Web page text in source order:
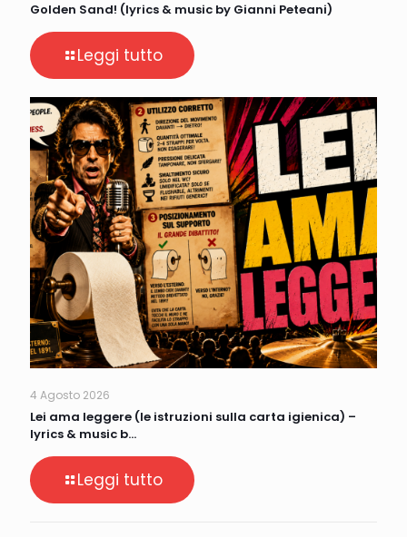
Golden Sand! (lyrics & music by Gianni Peteani)
Leggi tutto
4 Agosto 2026
Lei ama leggere (le istruzioni sulla carta igienica) –
lyrics & music b…
Leggi tutto